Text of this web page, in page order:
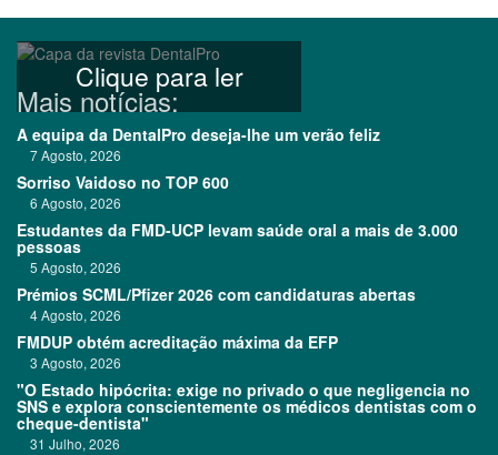
Clique para ler
Mais notícias:
A equipa da DentalPro deseja-lhe um verão feliz
7 Agosto, 2026
Sorriso Vaidoso no TOP 600
6 Agosto, 2026
Estudantes da FMD-UCP levam saúde oral a mais de 3.000
pessoas
5 Agosto, 2026
Prémios SCML/Pfizer 2026 com candidaturas abertas
4 Agosto, 2026
FMDUP obtém acreditação máxima da EFP
3 Agosto, 2026
"O Estado hipócrita: exige no privado o que negligencia no
SNS e explora conscientemente os médicos dentistas com o
cheque-dentista"
31 Julho, 2026